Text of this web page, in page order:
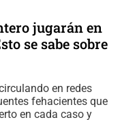
jugarán en
se sabe sobre
en redes
fehacientes que
en cada caso y